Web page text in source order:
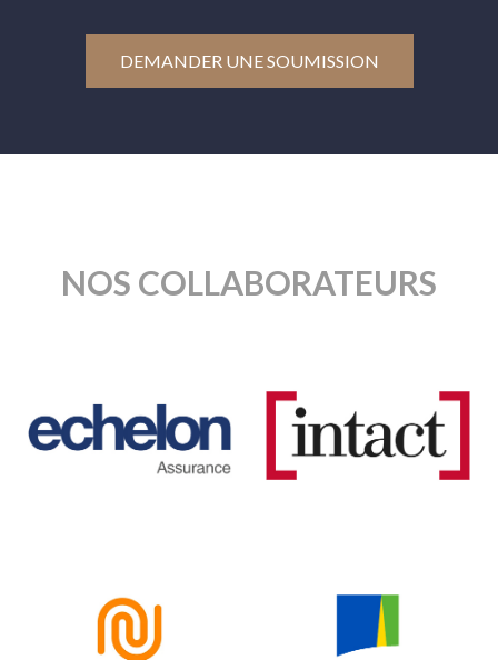
DEMANDER UNE SOUMISSION
NOS COLLABORATEURS